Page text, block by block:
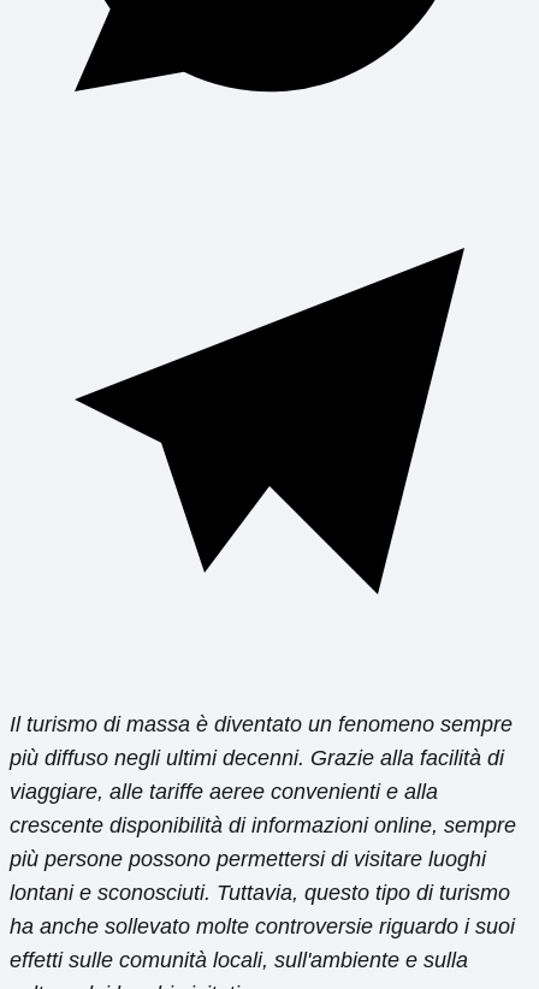
Il turismo di massa è diventato un fenomeno sempre
più diffuso negli ultimi decenni. Grazie alla facilità di
viaggiare, alle tariffe aeree convenienti e alla
crescente disponibilità di informazioni online, sempre
più persone possono permettersi di visitare luoghi
lontani e sconosciuti. Tuttavia, questo tipo di turismo
ha anche sollevato molte controversie riguardo i suoi
effetti sulle comunità locali, sull'ambiente e sulla